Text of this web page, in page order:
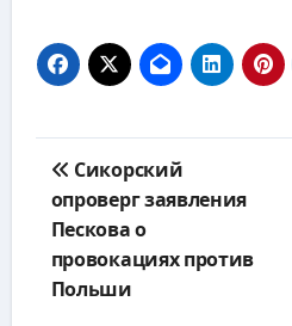
по
записям
Сикорский
опроверг заявления
Пескова о
провокациях против
Польши